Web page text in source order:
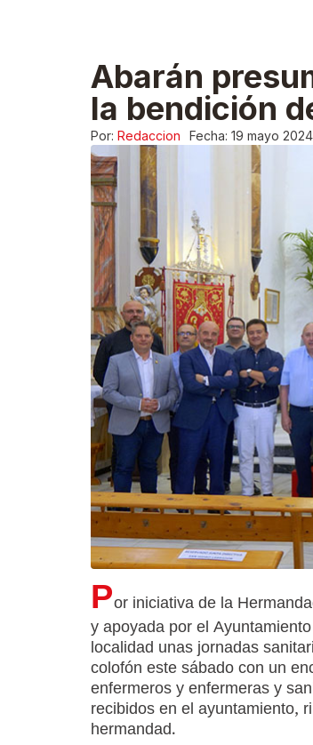
Abarán
la bendición
Por: Redaccion Fecha: 19 mayo 2024
Por iniciativa de la
y apoyada por el
localidad unas jornadas
colofón este sábado con un
enfermeros y enfermeras y
recibidos en el ayuntamiento,
hermandad.